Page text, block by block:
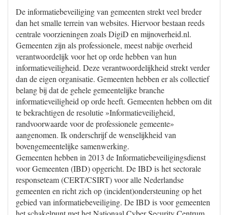
De informatiebeveiliging van gemeenten strekt veel breder
dan het smalle terrein van websites. Hiervoor bestaan reeds
centrale voorzieningen zoals DigiD en mijnoverheid.nl.
Gemeenten zijn als professionele, meest nabije overheid
verantwoordelijk voor het op orde hebben van hun
informatieveiligheid. Deze verantwoordelijkheid strekt verder
dan de eigen organisatie. Gemeenten hebben er als collectief
belang bij dat de gehele gemeentelijke branche
informatieveiligheid op orde heeft. Gemeenten hebben om dit
te bekrachtigen de resolutie »Informatieveiligheid,
randvoorwaarde voor de professionele gemeente»
aangenomen. Ik onderschrijf de wenselijkheid van
bovengemeentelijke samenwerking.
Gemeenten hebben in 2013 de Informatiebeveiligingsdienst
voor Gemeenten (IBD) opgericht. De IBD is het sectorale
responseteam (CERT/CSIRT) voor alle Nederlandse
gemeenten en richt zich op (incident)ondersteuning op het
gebied van informatiebeveiliging. De IBD is voor gemeenten